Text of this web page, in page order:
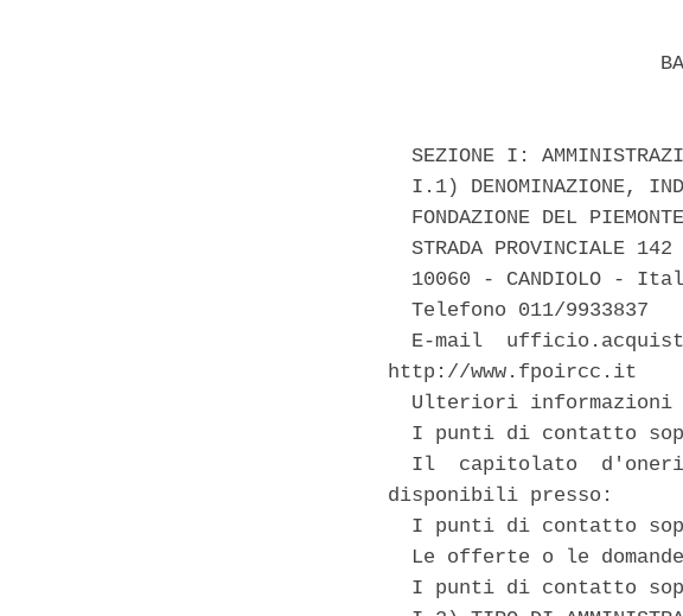
SEZIONE I:
I.1) DENOMINAZIONE,
FONDAZIONE DEL
STRADA PROVINCIALE 142
10060 - CANDIOLO -
  Telefono 011/9933837
E-mail
http://www.fpoircc.it
Ulteriori
I punti di contatto
Il  capitolato
disponibili presso:
I punti di contatto
Le offerte o le
I punti di contatto